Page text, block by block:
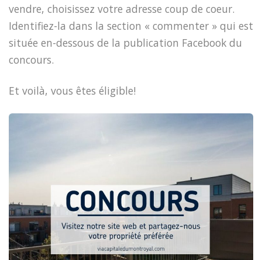
vendre, choisissez votre adresse coup de coeur.
Identifiez-la dans la section « commenter » qui est
située en-dessous de la publication Facebook du
concours.
Et voilà, vous êtes éligible!